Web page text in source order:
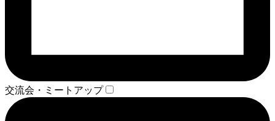
交流会・ミートアップ